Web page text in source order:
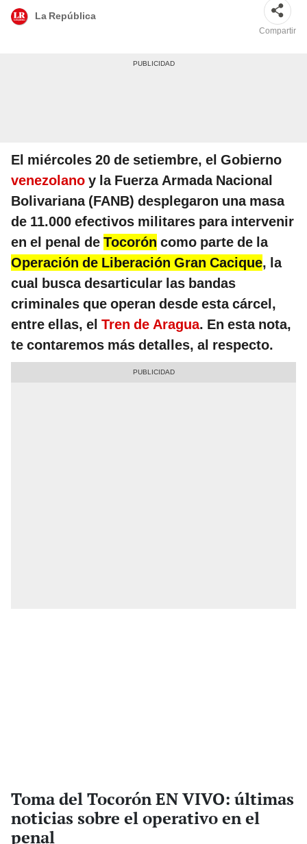
La República
Compartir
El miércoles 20 de setiembre, el Gobierno
venezolano y la Fuerza Armada Nacional
Bolivariana (FANB) desplegaron una masa
de 11.000 efectivos militares para intervenir
en el penal de Tocorón como parte de la
Operación de Liberación Gran Cacique, la
cual busca desarticular las bandas
criminales que operan desde esta cárcel,
entre ellas, el Tren de Aragua. En esta nota,
te contaremos más detalles, al respecto.
Toma del Tocorón EN VIVO: últimas
noticias sobre el operativo en el
penal